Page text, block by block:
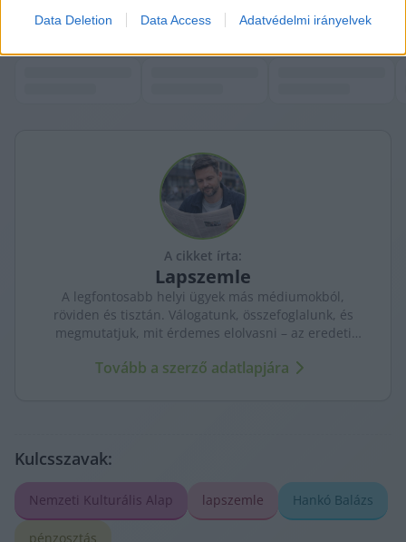
Data Deletion Data Access Adatvédelmi irányelvek
ECSUP SHORTS Összes videó
A cikket írta:
Lapszemle
A legfontosabb helyi ügyek más médiumokból,
röviden és tisztán. Válogatunk, összefoglalunk, és
megmutatjuk, mit érdemes elolvasni – az eredeti
Tovább a szerző adatlapjára
Kulcsszavak:
Nemzeti Kulturális Alap lapszemle Hankó Balázs
pénzosztás